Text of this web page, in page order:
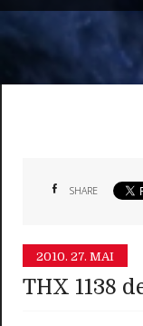
SHARE
2010. 27. MAI
THX 1138